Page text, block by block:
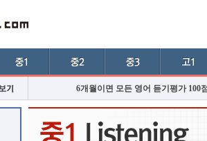
6개월이면 모든 영어 듣기평가 100